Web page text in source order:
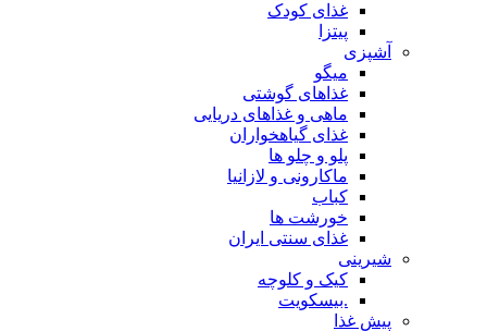
غذای کودک
پیتزا
آشپزی
میگو
غذاهای گوشتی
ماهی و غذاهای دریایی
غذای گیاهخواران
پلو و چلو ها
ماکارونی و لازانیا
کباب
خورشت ها
غذای سنتی ایران
شیرینی
کیک و کلوچه
.بیسکویت
پیش غذا